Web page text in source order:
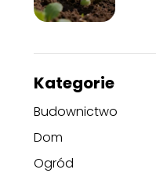
Kategorie
Budownictwo
Dom
Ogród